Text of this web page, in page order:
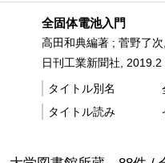
全固体電池入門
高田和典編著 ; 菅野了
日刊工業新聞社, 2019.2
タイトル別名
タイトル読み